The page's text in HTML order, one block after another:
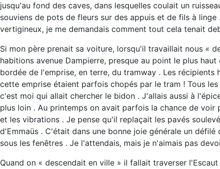
jusqu'au fond des caves, dans lesquelles coulait un
souviens de pots de fleurs sur des appuis et de fils à
vertigineux, je me demandais comment tout cela tenait
Si mon père prenait sa voiture, lorsqu'il travaillait nous «
habitions avenue Dampierre, presque au point le plus
bordée de l'emprise, en terre, du tramway . Les
cette emprise étaient parfois chopés par le tram ! Tous
c'est moi qui allait chercher le bidon . J'allais aussi à
plus loin . Au printemps on avait parfois la chance de voir
et les vibrations . Je pense qu'il replaçait les pavés
d'Emmaüs . C'était dans une bonne joie générale un
sous les fenêtres . Je l'attendais, mais je n'aimais pas
Quand on « descendait en ville » il fallait traverser